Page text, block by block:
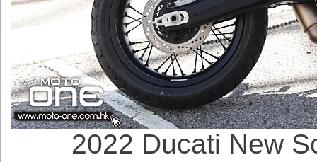
2022 Ducati New